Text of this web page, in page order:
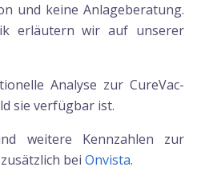
und keine Anlageberatung.
erläutern wir auf unserer
Analyse zur CureVac-
sie verfügbar ist.
weitere Kennzahlen zur
bei Onvista.